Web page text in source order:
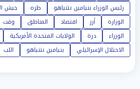
رئيس الوزراء بنيامين نتنياهو
طره جيش
الوزارة
أرز اقتصاد المناطق وقت
الوزراء
درة الولايات المتحدة الأمريكية
الاحتلال الإسرائيلي
بنيامين نتنياهو اللب